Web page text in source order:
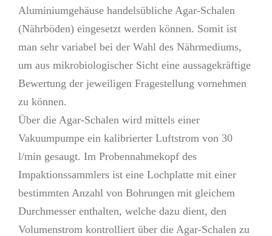
Aluminiumgehäuse handelsübliche Agar-Schalen
(Nährböden) eingesetzt werden können. Somit ist
man sehr variabel bei der Wahl des Nährmediums,
um aus mikrobiologischer Sicht eine aussagekräftige
Bewertung der jeweiligen Fragestellung vornehmen
zu können.
Über die Agar-Schalen wird mittels einer
Vakuumpumpe ein kalibrierter Luftstrom von 30
l/min gesaugt. Im Probennahmekopf des
Impaktionssammlers ist eine Lochplatte mit einer
bestimmten Anzahl von Bohrungen mit gleichem
Durchmesser enthalten, welche dazu dient, den
Volumenstrom kontrolliert über die Agar-Schalen zu